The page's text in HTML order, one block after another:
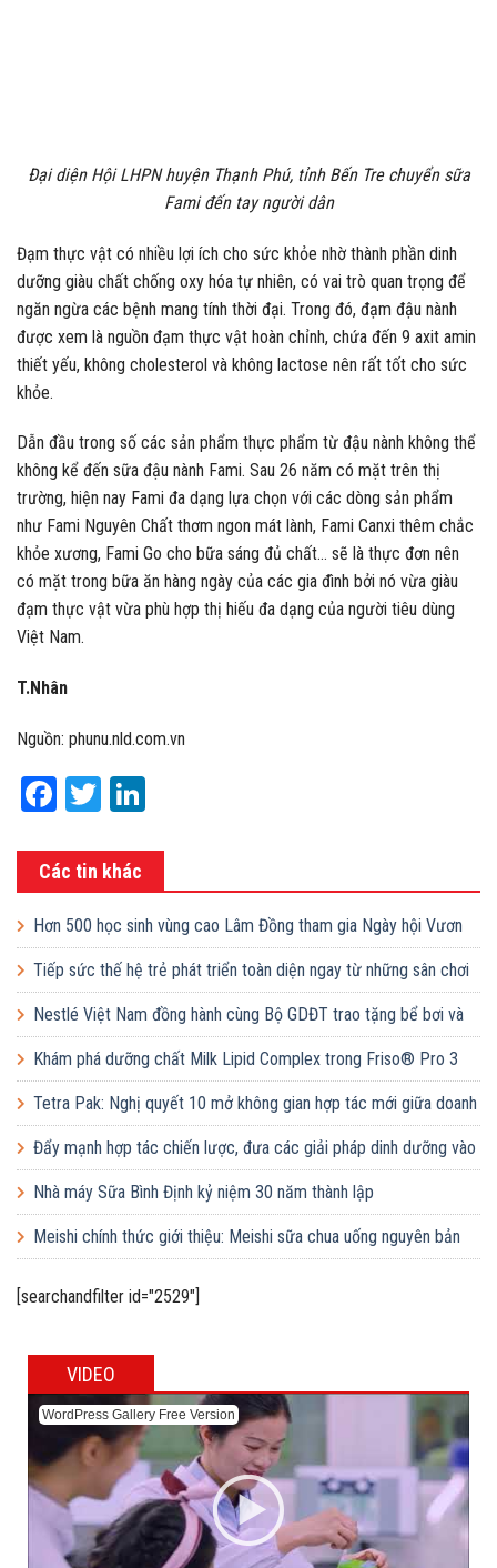
Đại diện Hội LHPN huyện Thạnh Phú, tỉnh Bến Tre chuyển sữa
Fami đến tay người dân
Đạm thực vật có nhiều lợi ích cho sức khỏe nhờ thành phần dinh
dưỡng giàu chất chống oxy hóa tự nhiên, có vai trò quan trọng để
ngăn ngừa các bệnh mang tính thời đại. Trong đó, đạm đậu nành
được xem là nguồn đạm thực vật hoàn chỉnh, chứa đến 9 axit amin
thiết yếu, không cholesterol và không lactose nên rất tốt cho sức
khỏe.
Dẫn đầu trong số các sản phẩm thực phẩm từ đậu nành không thể
không kể đến sữa đậu nành Fami. Sau 26 năm có mặt trên thị
trường, hiện nay Fami đa dạng lựa chọn với các dòng sản phẩm
như Fami Nguyên Chất thơm ngon mát lành, Fami Canxi thêm chắc
khỏe xương, Fami Go cho bữa sáng đủ chất… sẽ là thực đơn nên
có mặt trong bữa ăn hàng ngày của các gia đình bởi nó vừa giàu
đạm thực vật vừa phù hợp thị hiếu đa dạng của người tiêu dùng
Việt Nam.
T.Nhân
Nguồn: phunu.nld.com.vn
Facebook
Twitter
Các tin khác
Hơn 500 học sinh vùng cao Lâm Đồng tham gia Ngày hội Vươn
cao Việt Nam
Tiếp sức thế hệ trẻ phát triển toàn diện ngay từ những sân chơi
học đường
Nestlé Việt Nam đồng hành cùng Bộ GDĐT trao tặng bể bơi và
lớp dạy bơi mô hình điểm cho học sinh tại tỉnh Bắc Ninh
Khám phá dưỡng chất Milk Lipid Complex trong Friso® Pro 3
Tetra Pak: Nghị quyết 10 mở không gian hợp tác mới giữa doanh
nghiệp FDI và doanh nghiệp Việt
Đẩy mạnh hợp tác chiến lược, đưa các giải pháp dinh dưỡng vào
trường học
Nhà máy Sữa Bình Định kỷ niệm 30 năm thành lập
Meishi chính thức giới thiệu: Meishi sữa chua uống nguyên bản
[searchandfilter id="2529"]
VIDEO
WordPress Gallery Free Version